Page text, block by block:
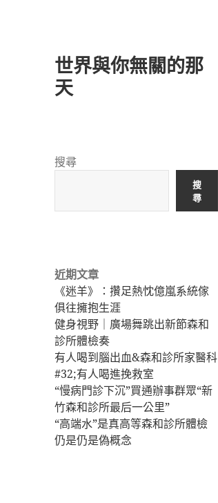
世界與你無關的那
天
搜尋
搜
尋
近期文章
《迷羊》：攢足熱忱億嵐系統傢
俱往擁抱生涯
健身視野｜廣場舞跳出新節森和
診所體檢奏
有人喝到腦出血&森和診所家醫科
#32;有人喝進挽救室
“慢病門診下沉”買通辦事群眾“新
竹森和診所最后一公里”
“高端水”是真高等森和診所體檢
仍是仍是偽概念